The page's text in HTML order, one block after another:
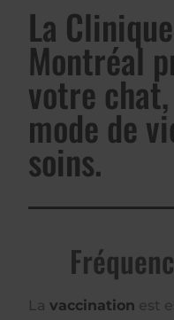
La
Montréal
votre
mode de
soins.
La vaccination est